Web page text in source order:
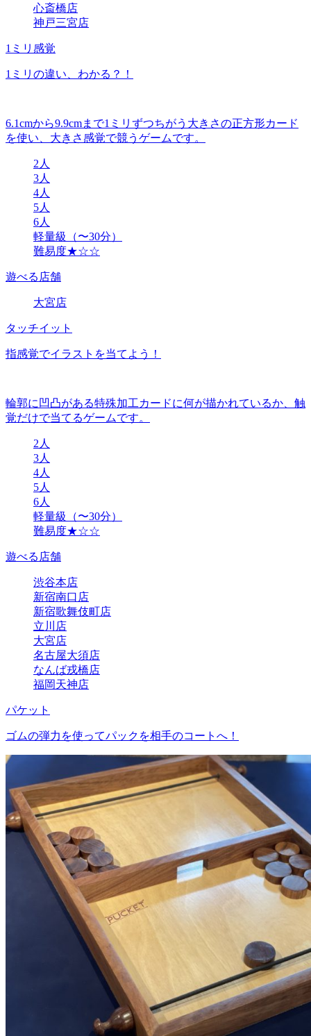
心斎橋店
神戸三宮店
1ミリ感覚
1ミリの違い、わかる？！
6.1cmから9.9cmまで1ミリずつちがう大きさの正方形カード
を使い、大きさ感覚で競うゲームです。
2人
3人
4人
5人
6人
軽量級（〜30分）
難易度★☆☆
遊べる店舗
大宮店
タッチイット
指感覚でイラストを当てよう！
輪郭に凹凸がある特殊加工カードに何が描かれているか、触
覚だけで当てるゲームです。
2人
3人
4人
5人
6人
軽量級（〜30分）
難易度★☆☆
遊べる店舗
渋谷本店
新宿南口店
新宿歌舞伎町店
立川店
大宮店
名古屋大須店
なんば戎橋店
福岡天神店
パケット
ゴムの弾力を使ってパックを相手のコートへ！